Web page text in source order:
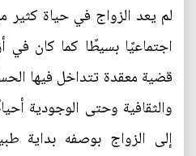
لم يعد الزواج في حياة كثير
اجتماعيًا بسيطًا كما كان في
قضية معقدة تتداخل فيها
والثقافية وحتى الوجودية
إلى الزواج بوصفه بداية